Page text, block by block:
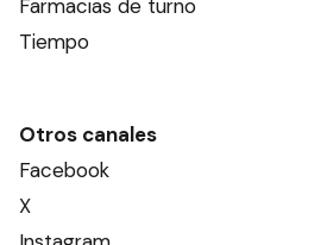
Farmacias de turno
Tiempo
Otros canales
Facebook
X